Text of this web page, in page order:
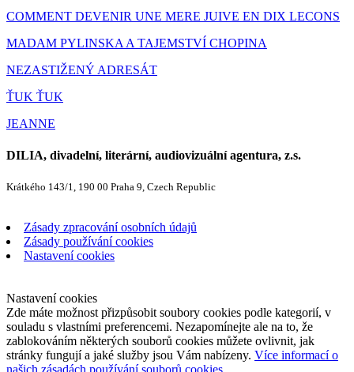
COMMENT DEVENIR UNE MERE JUIVE EN DIX LECONS
MADAM PYLINSKA A TAJEMSTVÍ CHOPINA
NEZASTIŽENÝ ADRESÁT
ŤUK ŤUK
JEANNE
DILIA, divadelní, literární, audiovizuální agentura, z.s.
Krátkého 143/1, 190 00 Praha 9, Czech Republic
Zásady zpracování osobních údajů
Zásady používání cookies
Nastavení cookies
Nastavení cookies
Zde máte možnost přizpůsobit soubory cookies podle kategorií, v
souladu s vlastními preferencemi. Nezapomínejte ale na to, že
zablokováním některých souborů cookies můžete ovlivnit, jak
stránky fungují a jaké služby jsou Vám nabízeny. Více informací o
našich zásadách používání souborů cookies